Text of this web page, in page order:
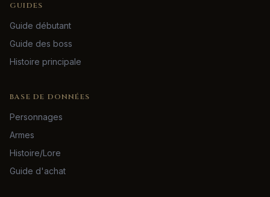
GUIDES
Guide débutant
Guide des boss
Histoire principale
BASE DE DONNÉES
Personnages
Armes
Histoire/Lore
Guide d'achat